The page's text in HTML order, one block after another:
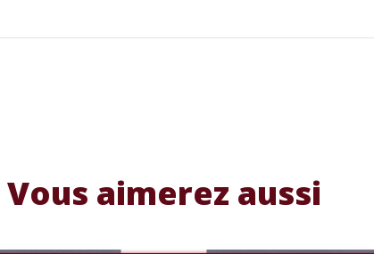
Vous aimerez aussi